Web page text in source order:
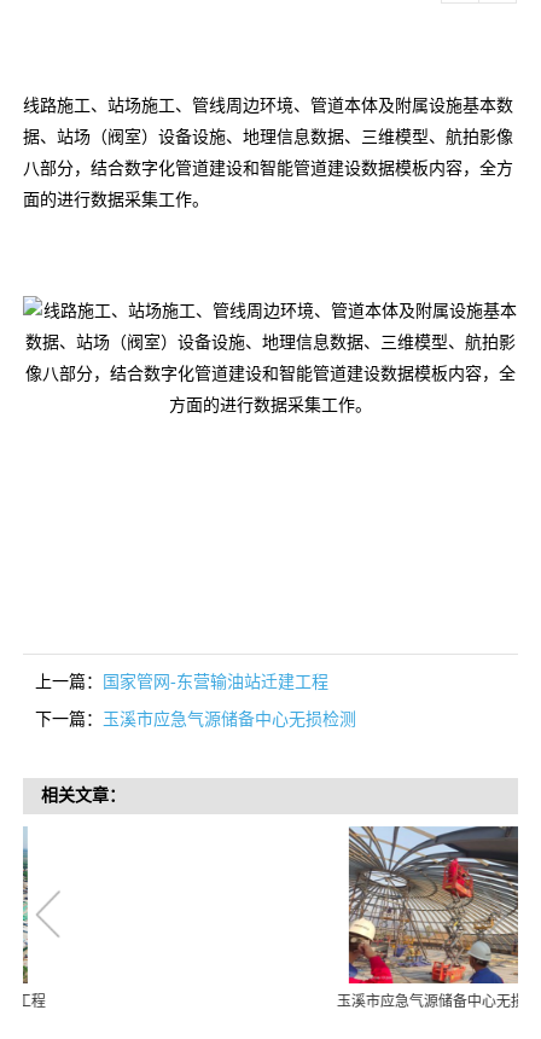
线路施工、站场施工、管线周边环境、管道本体及附属设施基本数
据、站场（阀室）设备设施、地理信息数据、三维模型、航拍影像
八部分，结合数字化管道建设和智能管道建设数据模板内容，全方
面的进行数据采集工作。
上一篇： 国家管网-东营输油站迁建工程
下一篇： 玉溪市应急气源储备中心无损检测
相关文章：
玉溪市应急气源储备中心无损检测